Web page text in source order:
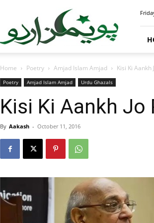
Home Poetry Amjad Islam Amjad Kisi Ki
Poetry Amjad Islam Amjad Urdu Ghazals
Kisi Ki Aankh Jo
By Aakash - October 11, 2016